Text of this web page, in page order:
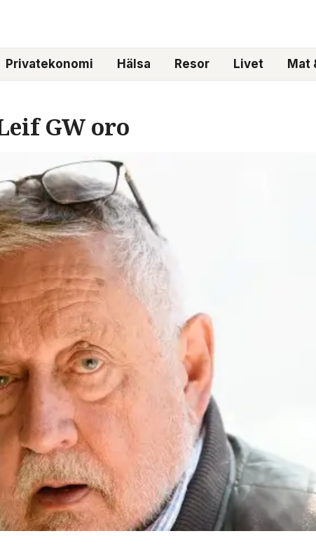
Privatekonomi Hälsa Resor Livet Mat
GW oro